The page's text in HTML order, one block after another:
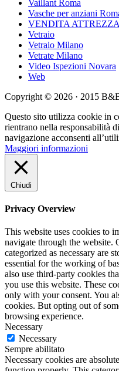
Vaillant Roma
Vasche per anziani
VENDITA
Vetraio
Vetraio Milano
Vetrate Milano
Video Ispezioni Novara
Web
Copyright © 2026 · 2015
Questo sito utilizza cookie in
rientrano nella responsabilità
navigazione acconsenti
Maggiori informazioni
Chiudi
Privacy Overview
This website uses cookies to
navigate through the website.
categorized as necessary are
essential for the working of
also use third-party cookies
you use this website. These
only with your consent. You
cookies. But opting out of
browsing experience.
Necessary
Necessary
Sempre abilitato
Necessary cookies are